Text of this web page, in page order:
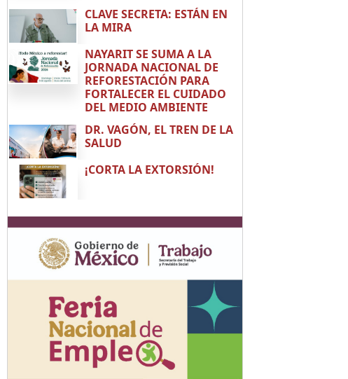
CLAVE SECRETA: ESTÁN EN
LA MIRA
NAYARIT SE SUMA A LA
JORNADA NACIONAL DE
REFORESTACIÓN PARA
FORTALECER EL CUIDADO
DEL MEDIO AMBIENTE
DR. VAGÓN, EL TREN DE LA
SALUD
¡CORTA LA EXTORSIÓN!